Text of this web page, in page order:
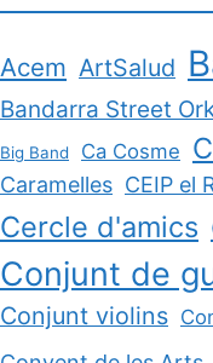
Acem ArtSalud
Bandarra Street
Big Band Ca Cosme
Caramelles CEIP el
Cercle d'amics
Conjunt de
Conjunt violins